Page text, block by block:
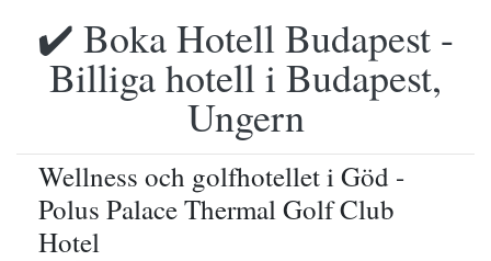
✔️ Boka Hotell Budapest -
Billiga hotell i Budapest,
Ungern
Wellness och golfhotellet i Göd -
Polus Palace Thermal Golf Club
Hotel